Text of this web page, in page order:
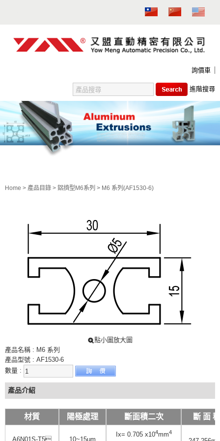
詢價車
進階搜尋
Home > 產品目錄 > 鋁擠型M6系列 > M6 系列(AF1530-6)
點小圖放大圖
產品名稱 : M6 系列
產品型號 : AF1530-6
數量 :
產品介紹
材質 陽極處理 斷面積二次 斷 面 積
A6N01S-T5 10~15μm
Ix= 0.705 x104mm4
下載區 電子型錄 聯絡我們
鋁擠型M4系列 (配件)
鋁擠型M6系列
鋁擠型M6系列 (配件)
鋁擠型M6腳座支撐墊片
鋁擠型M8系列
鋁擠型M8腳座支撐墊片
吊桿箱系列
安全護網
鋁擠型L系列
輸送機鋁擠型
尼龍萬向腳架
尼龍重型腳架
防滑黑色腳架
防滑鍍鋅腳架
高鋼性鋁合金腳架